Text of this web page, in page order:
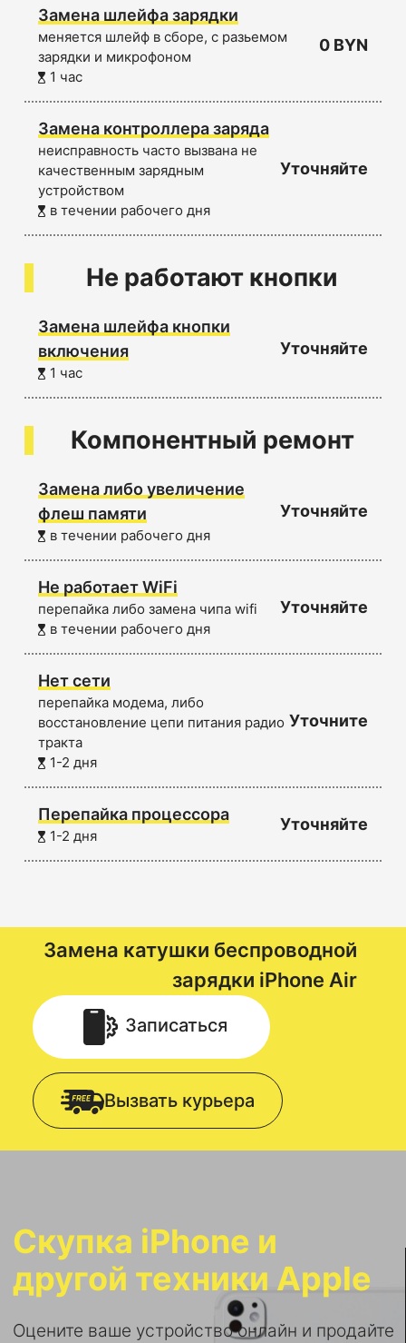
Замена шлейфа зарядки
меняется шлейф в сборе, с разьемом
зарядки и микрофоном
1 час
0 BYN
Замена контроллера заряда
неисправность часто вызвана не
качественным зарядным
устройством
в течении рабочего дня
Уточняйте
Не работают кнопки
Замена шлейфа кнопки
включения
1 час
Уточняйте
Компонентный ремонт
Замена либо увеличение
флеш памяти
в течении рабочего дня
Уточняйте
Не работает WiFi
перепайка либо замена чипа wifi
в течении рабочего дня
Уточняйте
Нет сети
перепайка модема, либо
восстановление цепи питания радио
тракта
1-2 дня
Уточните
Перепайка процессора
1-2 дня
Уточняйте
Замена катушки беспроводной
зарядки iPhone Air
Записаться
Вызвать курьера
Скупка iPhone и
другой техники Apple
Оцените ваше устройство онлайн и продайте